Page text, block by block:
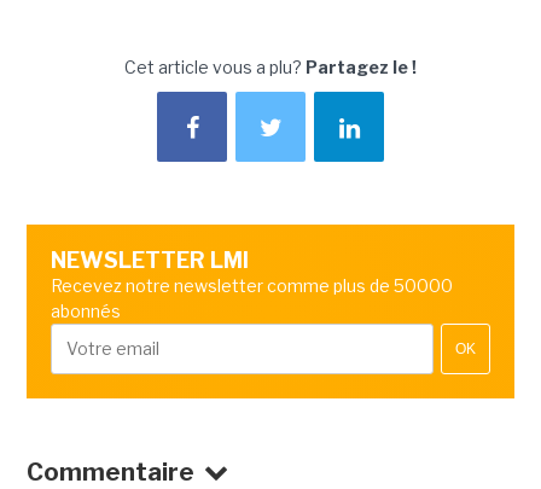
Cet article vous a plu? Partagez le !
NEWSLETTER LMI
Recevez notre newsletter comme plus de 50000
abonnés
OK
Commentaire